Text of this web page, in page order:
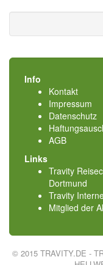
Info
Kontakt
Impressum
Datenschutz
AGB
Links
Travity
Dortmund
Travity
Mitglied der
© 2015 TRAVITY.DE -